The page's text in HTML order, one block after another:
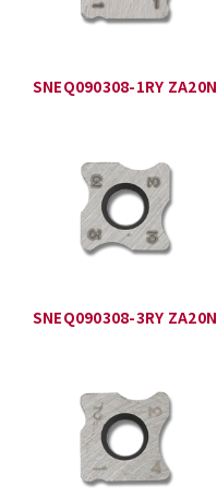
SNEQ090308-1RY ZA20N
SNEQ090308-3RY ZA20N